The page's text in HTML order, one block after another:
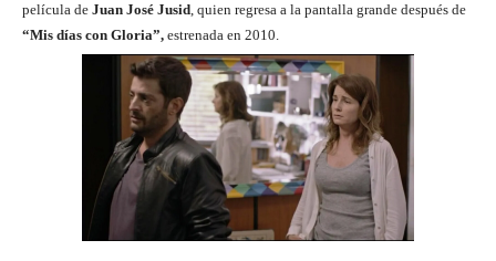
película de Juan José Jusid, quien regresa a la pantalla grande después de
“Mis días con Gloria”, estrenada en 2010.